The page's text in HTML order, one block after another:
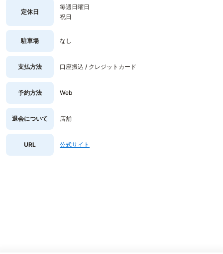
定休日
毎週日曜日
祝日
駐車場 なし
支払方法 口座振込 / クレジットカード
予約方法 Web
退会について 店舗
URL 公式サイト